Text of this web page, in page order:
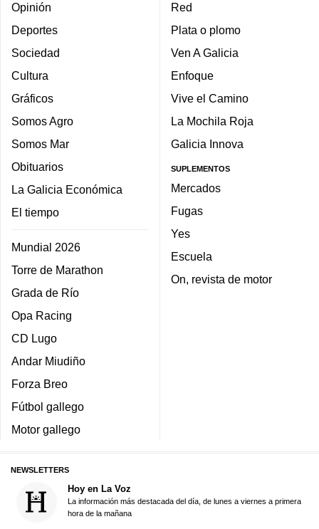
Opinión
Deportes
Sociedad
Cultura
Gráficos
Somos Agro
Somos Mar
Obituarios
La Galicia Económica
El tiempo
Mundial 2026
Torre de Marathon
Grada de Río
Opa Racing
CD Lugo
Andar Miudiño
Forza Breo
Fútbol gallego
Motor gallego
Red
Plata o plomo
Ven A Galicia
Enfoque
Vive el Camino
La Mochila Roja
Galicia Innova
SUPLEMENTOS
Mercados
Fugas
Yes
Escuela
On, revista de motor
NEWSLETTERS
Hoy en La Voz
La información más destacada del día, de lunes a viernes a primera
hora de la mañana